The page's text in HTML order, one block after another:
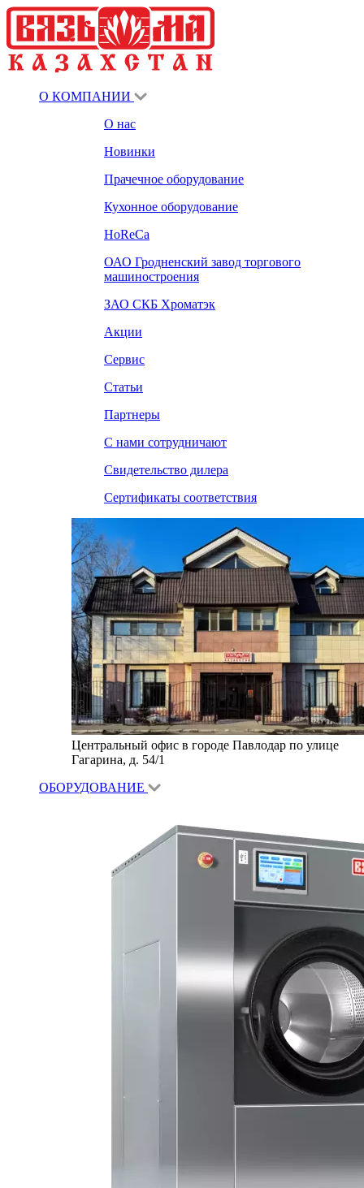
О КОМПАНИИ
О нас
Новинки
Прачечное оборудование
Кухонное оборудование
HoReCa
ОАО Гродненский завод торгового
машиностроения
ЗАО СКБ Хроматэк
Акции
Сервис
Статьи
Партнеры
С нами сотрудничают
Свидетельство дилера
Сертификаты соответствия
Центральный офис в городе Павлодар по улице
Гагарина, д. 54/1
ОБОРУДОВАНИЕ